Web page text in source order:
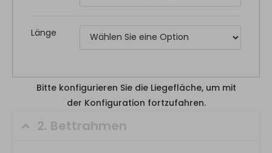
Länge
2. Bettrahmen
Bitte konfigurieren Sie die Liegefläche, um mit
der Konfiguration fortzufahren.